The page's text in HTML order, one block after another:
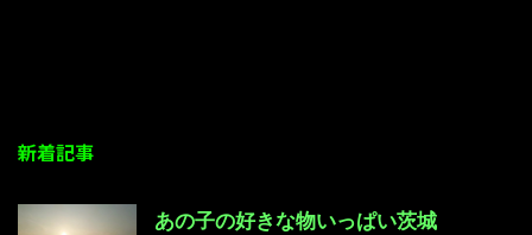
新着記事
あの子の好きな物いっぱい茨城